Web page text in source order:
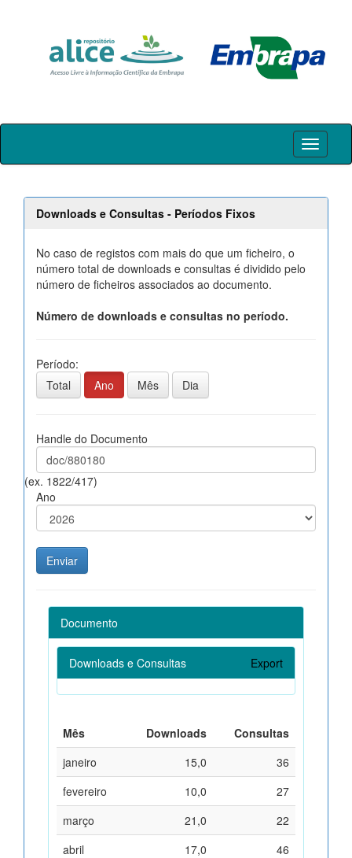
Skip
Downloads e Consultas - Períodos Fixos
No caso de registos com mais do que um ficheiro, o
número total de downloads e consultas é dividido pelo
número de ficheiros associados ao documento.
Número de downloads e consultas no período.
Período:
Total
Ano Mês Dia
Handle do Documento
(ex. 1822/417)
Ano
Documento
Downloads e Consultas Export
Mês Downloads
Consultas
janeiro
15,0
36
fevereiro
10,0
27
março
21,0
22
abril
17,0
46